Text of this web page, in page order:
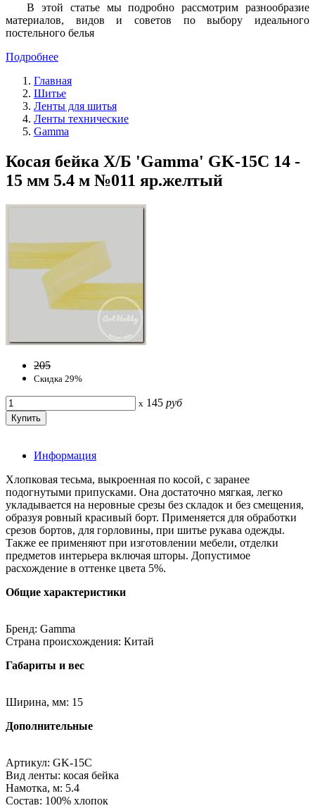
В этой статье мы подробно рассмотрим разнообразие
материалов, видов и советов по выбору идеального
постельного белья
Подробнее
Главная
Шитье
Ленты для шитья
Ленты технические
Gamma
Косая бейка Х/Б 'Gamma' GK-15C 14 -
15 мм 5.4 м №011 яр.желтый
205
Скидка 29%
x 145 руб
Информация
Хлопковая тесьма, выкроенная по косой, с заранее
подогнутыми припусками. Она достаточно мягкая, легко
укладывается на неровные срезы без складок и без смещения,
образуя ровный красивый борт. Применяется для обработки
срезов бортов, для горловины, при шитье рукава одежды.
Также ее применяют при изготовлении мебели, отделки
предметов интерьера включая шторы. Допустимое
расхождение в оттенке цвета 5%.
Общие характеристики
Бренд: Gamma
Страна происхождения: Китай
Габариты и вес
Ширина, мм: 15
Дополнительные
Артикул: GK-15C
Вид ленты: косая бейка
Намотка, м: 5.4
Состав: 100% хлопок